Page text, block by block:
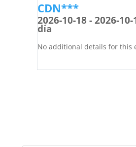
CDN***
2026-10-18 - 2026-
día
No additional details for this